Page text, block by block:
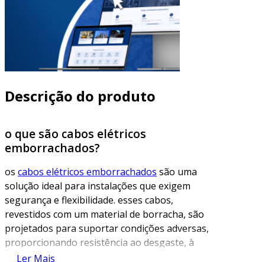
Descrição do produto
o que são cabos elétricos
emborrachados?
os cabos elétricos emborrachados são uma
solução ideal para instalações que exigem
segurança e flexibilidade. esses cabos,
revestidos com um material de borracha, são
projetados para suportar condições adversas,
proporcionando resistência ao desgaste, à
abrasão e a agentes químicos. sua estrutura
Ler Mais